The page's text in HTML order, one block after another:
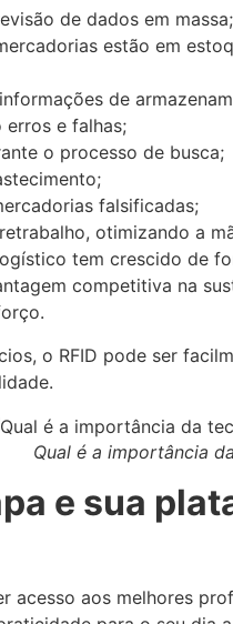
de dados em massa;
estão em
de
erros e falhas;
o processo de busca;
falsificadas;
otimizando a
tem crescido de
competitiva na
o RFID pode ser
Qual é a importância
e sua
acesso aos melhores